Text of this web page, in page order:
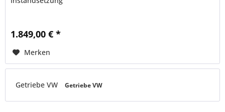
1.849,00 € *
Merken
Getriebe VW Getriebe VW